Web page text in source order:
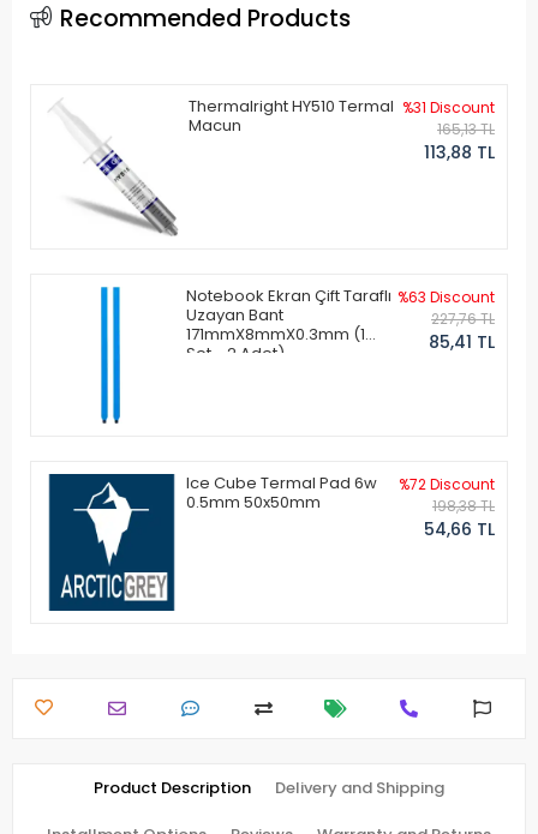
Recommended Products
Thermalright HY510 Termal
Macun
%31 Discount
165,13 TL
113,88 TL
Notebook Ekran Çift Taraflı
Uzayan Bant
171mmX8mmX0.3mm (1
Set - 2 Adet)
%63 Discount
227,76 TL
85,41 TL
Ice Cube Termal Pad 6w
0.5mm 50x50mm
%72 Discount
198,38 TL
54,66 TL
Product Description Delivery and Shipping